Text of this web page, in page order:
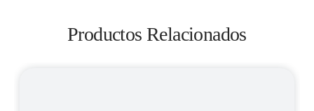
Productos Relacionados